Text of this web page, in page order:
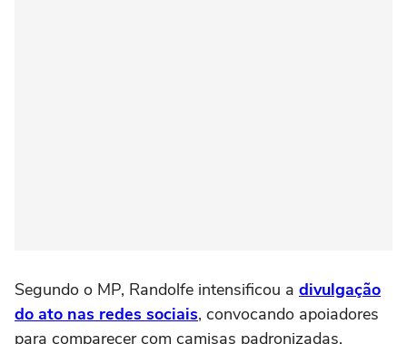
Segundo o MP, Randolfe intensificou a divulgação
do ato nas redes sociais, convocando apoiadores
para comparecer com camisas padronizadas,